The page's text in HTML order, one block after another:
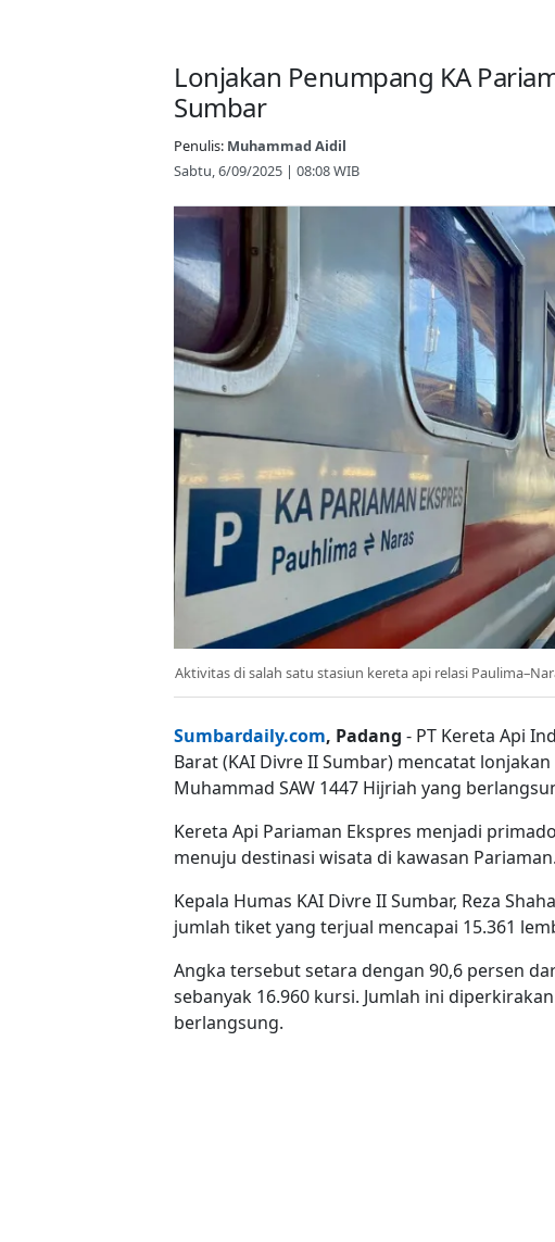
Lonjakan Penumpang KA
Sumbar
Penulis: Muhammad Aidil
Sabtu, 6/09/2025 | 08:08 WIB
Aktivitas di salah satu stasiun kereta api relasi
Sumbardaily.com, Padang - PT Kereta Api
Barat (KAI Divre II Sumbar) mencatat
Muhammad SAW 1447 Hijriah yang
Kereta Api Pariaman Ekspres menjadi
menuju destinasi wisata di kawasan Pariaman.
Kepala Humas KAI Divre II Sumbar, Reza
jumlah tiket yang terjual mencapai 15.361
Angka tersebut setara dengan 90,6 persen
sebanyak 16.960 kursi. Jumlah ini
berlangsung.